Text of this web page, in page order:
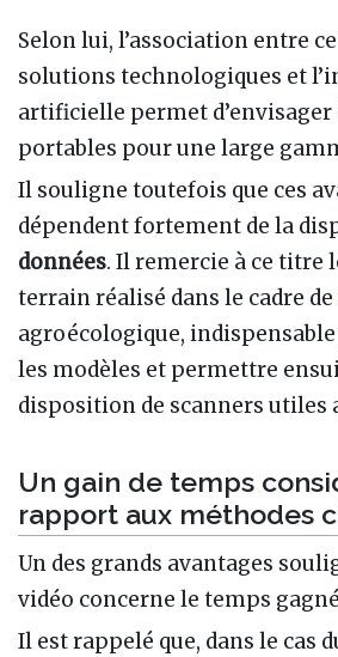
Selon lui, l’association entre
solutions technologiques et
artificielle permet d’envisager
portables pour une large
Il souligne toutefois que ces
dépendent fortement de la
données. Il remercie à ce titre
terrain réalisé dans le cadre
agroécologique,
les modèles et permettre
disposition de scanners utiles
Un gain de temps
rapport aux méthodes
Un des grands avantages
vidéo concerne le temps
Il est rappelé que, dans le cas